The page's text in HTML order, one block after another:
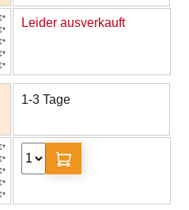
Leider ausverkauft
1-3 Tage